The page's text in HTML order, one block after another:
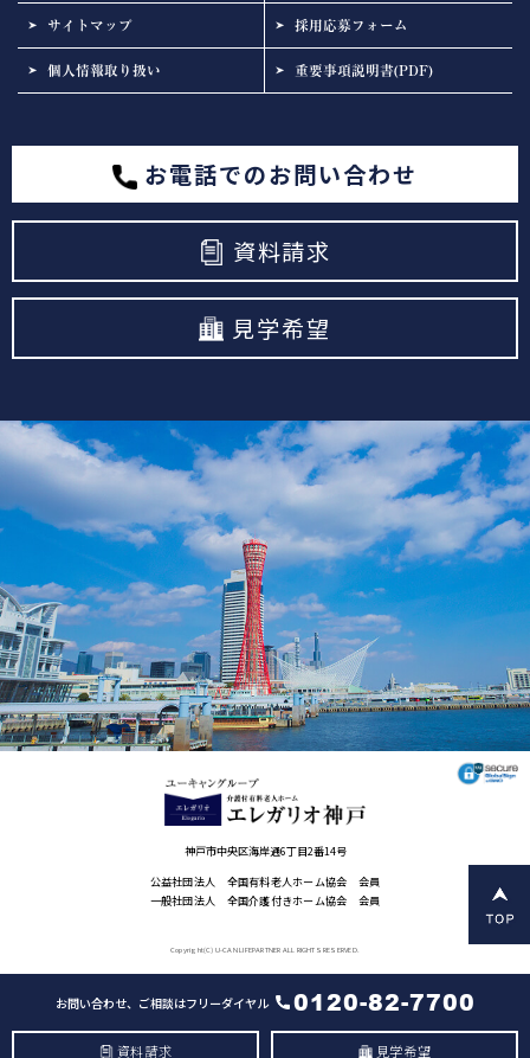
サイトマップ 採用応募フォーム
個人情報取り扱い 重要事項説明書(PDF)
お電話でのお問い合わせ
資料請求
見学希望
神戸市中央区海岸通6丁目2番14号
お問い合わせ、ご相談はフリーダイヤル 0120-82-7700
資料請求 見学希望
公益社団法人 全国有料老人ホーム協会 会員
一般社団法人 全国介護付きホーム協会 会員
Copyright(C) U-CAN LIFEPARTNER ALL RIGHTS RESERVED.